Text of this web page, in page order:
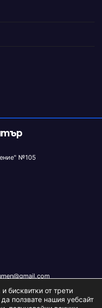
№105
бисквитки от трети
ползвате нашия уебсайт